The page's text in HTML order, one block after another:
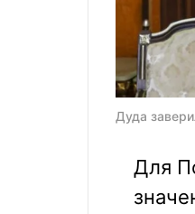
Дуда
Для